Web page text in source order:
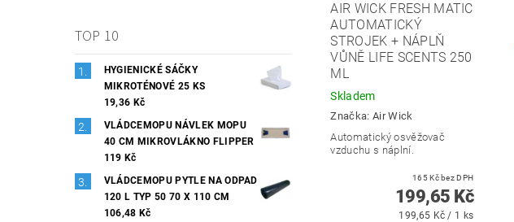
TOP 10
HYGIENICKÉ SÁČKY
MIKROTÉNOVÉ 25 KS
19,36 Kč
VLÁDCEMOPU NÁVLEK MOPU
40 CM MIKROVLÁKNO FLIPPER
119 Kč
VLÁDCEMOPU PYTLE NA ODPAD
120 L TYP 50 70 X 110 CM
106,48 Kč
AIR WICK FRESH MATIC
AUTOMATICKÝ
STROJEK + NÁPLŇ
VŮNĚ LIFE SCENTS 250
ML
Skladem
Značka: Air Wick
Automatický osvěžovač
vzduchu s náplní.
165 Kč bez DPH
199,65 Kč
199,65 Kč / 1 ks